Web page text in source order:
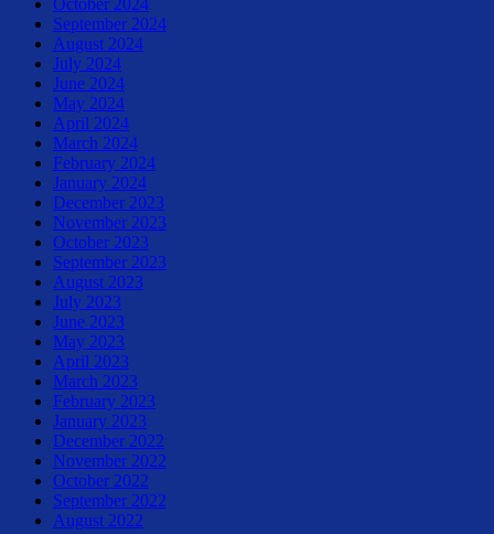
September 2024
August 2024
July 2024
June 2024
May 2024
April 2024
March 2024
February 2024
January 2024
December 2023
November 2023
October 2023
September 2023
August 2023
July 2023
June 2023
May 2023
April 2023
March 2023
February 2023
January 2023
December 2022
November 2022
October 2022
September 2022
August 2022